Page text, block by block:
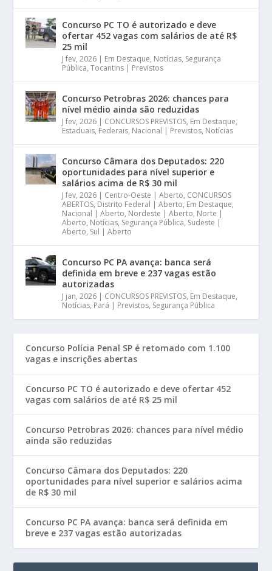
Concurso PC TO é autorizado e deve
ofertar 452 vagas com salários de até R$
25 mil
J fev, 2026 | Em Destaque, Notícias, Segurança
Pública,Tocantins | Previstos
Concurso Petrobras 2026: chances para
nível médio ainda são reduzidas
J fev, 2026 | CONCURSOS PREVISTOS, Em Destaque,
Estaduais, Federais, Nacional | Previstos, Notícias
Concurso Câmara dos Deputados: 220
oportunidades para nível superior e
salários acima de R$ 30 mil
J fev, 2026 | Centro-Oeste | Aberto, CONCURSOS
ABERTOS, Distrito Federal | Aberto, Em Destaque,
Nacional | Aberto, Nordeste | Aberto, Norte |
Aberto, Notícias, Segurança Pública, Sudeste |
Aberto, Sul | Aberto
Concurso PC PA avança: banca será
definida em breve e 237 vagas estão
autorizadas
J jan, 2026 | CONCURSOS PREVISTOS, Em Destaque,
Notícias, Pará | Previstos, Segurança Pública
Concurso Polícia Penal SP é retomado com 1.100
vagas e inscrições abertas
Concurso PC TO é autorizado e deve ofertar 452
vagas com salários de até R$ 25 mil
Concurso Petrobras 2026: chances para nível médio
ainda são reduzidas
Concurso Câmara dos Deputados: 220
oportunidades para nível superior e salários acima
de R$ 30 mil
Concurso PC PA avança: banca será definida em
breve e 237 vagas estão autorizadas